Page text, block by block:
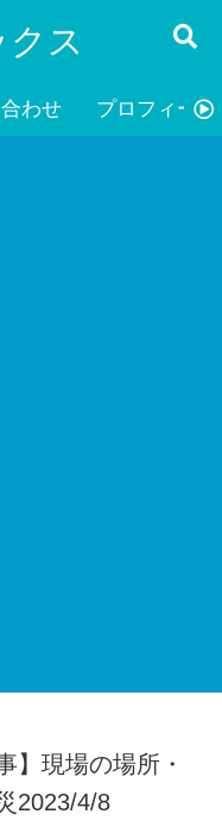
ス
わせ プロフィール
】現場の場所・
2023/4/8